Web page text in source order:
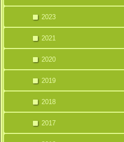
2023
2021
2020
2019
2018
2017